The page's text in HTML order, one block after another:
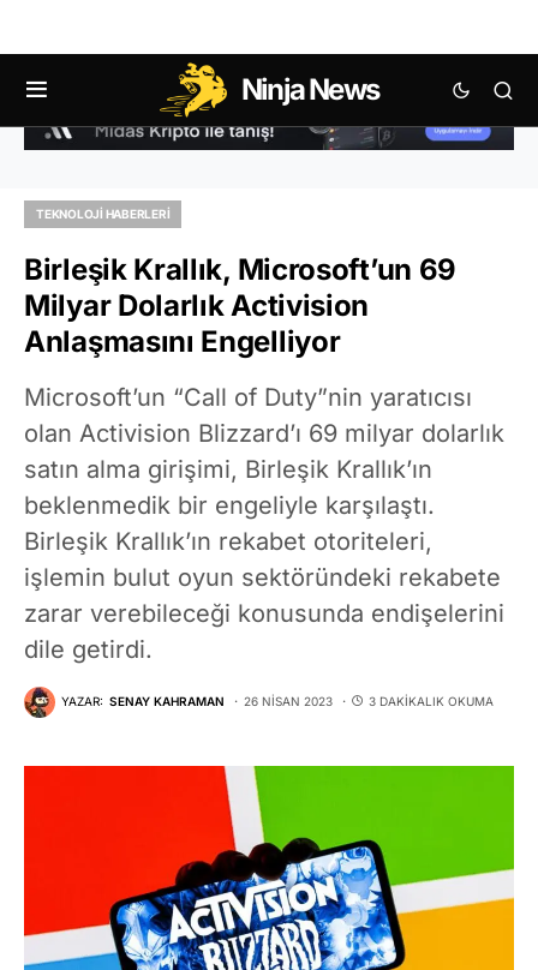
Ninja News
TEKNOLOJI HABERLERI
Birleşik Krallık, Microsoft’un 69
Milyar Dolarlık Activision
Anlaşmasını Engelliyor
Microsoft’un “Call of Duty”nin yaratıcısı
olan Activision Blizzard’ı 69 milyar dolarlık
satın alma girişimi, Birleşik Krallık’ın
beklenmedik bir engeliyle karşılaştı.
Birleşik Krallık’ın rekabet otoriteleri,
işlemin bulut oyun sektöründeki rekabete
zarar verebileceği konusunda endişelerini
dile getirdi.
YAZAR: SENAY KAHRAMAN 26 NISAN 2023 3 DAKIKALIK OKUMA